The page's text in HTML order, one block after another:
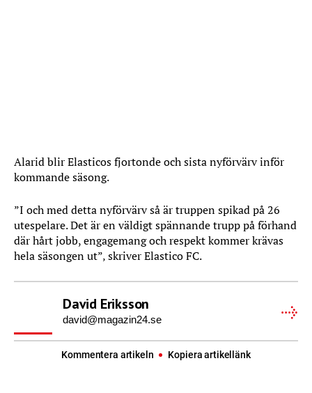
Alarid blir Elasticos fjortonde och sista nyförvärv inför
kommande säsong.
”I och med detta nyförvärv så är truppen spikad på 26
utespelare. Det är en väldigt spännande trupp på förhand
där hårt jobb, engagemang och respekt kommer krävas
hela säsongen ut”‚ skriver Elastico FC.
David Eriksson
david@magazin24.se
Kommentera artikeln Kopiera artikellänk